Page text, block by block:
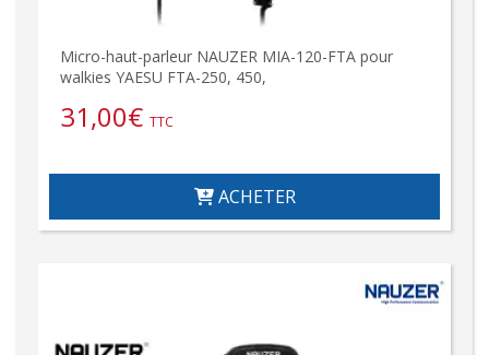
Micro-haut-parleur NAUZER MIA-120-FTA pour
walkies YAESU FTA-250, 450,
31,00€ TTC
ACHETER